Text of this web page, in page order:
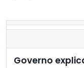
Governo